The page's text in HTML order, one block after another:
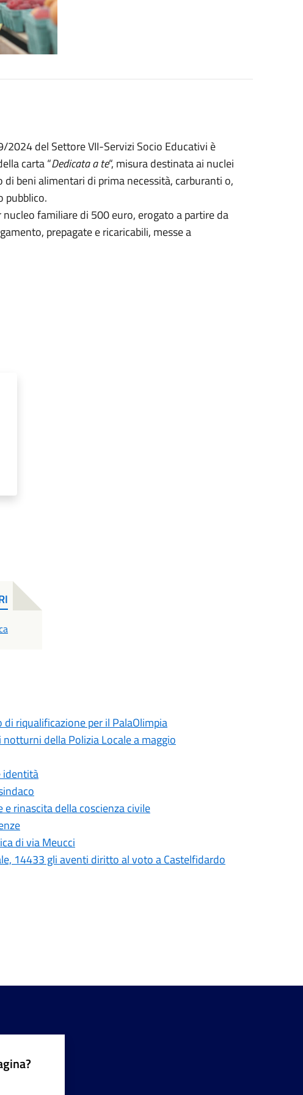
del Settore VII-Servizi Socio Educativi è
carta “Dedicata a te“, misura destinata ai nuclei
beni alimentari di prima necessità, carburanti o,
pubblico.
familiare di 500 euro, erogato a partire da
prepagate e ricaricabili, messe a
riqualificazione per il PalaOlimpia
della Polizia Locale a maggio
identità
rinascita della coscienza civile
di via Meucci
14433 gli aventi diritto al voto a Castelfidardo